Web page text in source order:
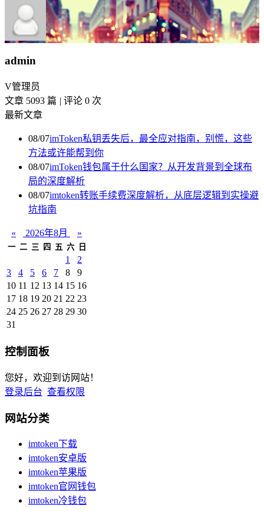
admin
V管理员
文章 5093 篇 | 评论 0 次
最新文章
08/07imToken私钥丢失后，最全应对指南，别慌，这些
方法或许能帮到你
08/07imToken钱包属于什么国家？从开发背景到全球布
局的深度解析
08/07imtoken转账手续费深度解析，从底层逻辑到实操避
坑指南
« 2026年8月 »
一 二 三 四 五 六 日
1
2
3
4 5 6 7 8
9
10 11 12 13 14 15 16
17 18 19 20 21 22 23
24 25 26 27 28 29 30
31
控制面板
您好，欢迎到访网站！
登录后台 查看权限
网站分类
imtoken下载
imtoken安卓版
imtoken苹果版
imtoken官网钱包
imtoken冷钱包